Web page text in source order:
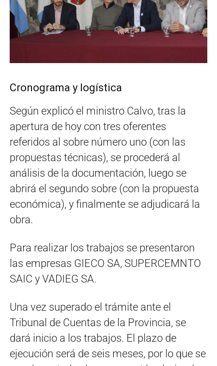
Cronograma y logística
Según explicó el ministro Calvo, tras la
apertura de hoy con tres oferentes
referidos al sobre número uno (con las
propuestas técnicas), se procederá al
análisis de la documentación, luego se
abrirá el segundo sobre (con la propuesta
económica), y finalmente se adjudicará la
obra.
Para realizar los trabajos se presentaron
las empresas GIECO SA, SUPERCEMNTO
SAIC y VADIEG SA.
Una vez superado el trámite ante el
Tribunal de Cuentas de la Provincia, se
dará inicio a los trabajos. El plazo de
ejecución será de seis meses, por lo que se